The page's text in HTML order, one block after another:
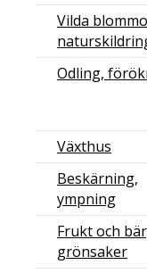
Vilda
Odling,
Växthus
Beskärning,
ympning
Frukt och
grönsaker